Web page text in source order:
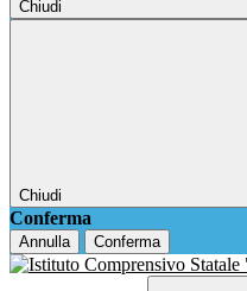
Chiudi
Chiudi
Conferma
Annulla Conferma